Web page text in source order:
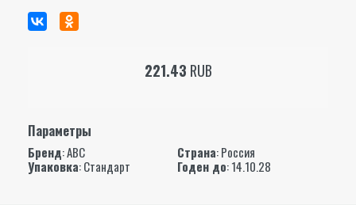
221.43 RUB
Параметры
Бренд:АВС Страна: Россия
Упаковка: Стандарт Годен до: 14.10.28